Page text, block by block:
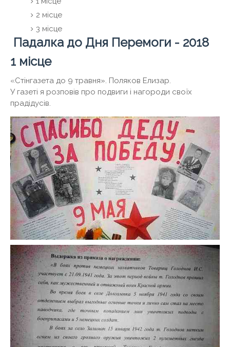
2 місце
3 місце
Падалка до Дня Перемоги - 2018
1 місце
«Стінгазета до 9 травня». Поляков Елизар.
У газеті я розповів про подвиги і нагороди своїх
прадідусів.